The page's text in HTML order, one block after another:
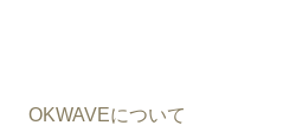
シ
OKWAVEについて